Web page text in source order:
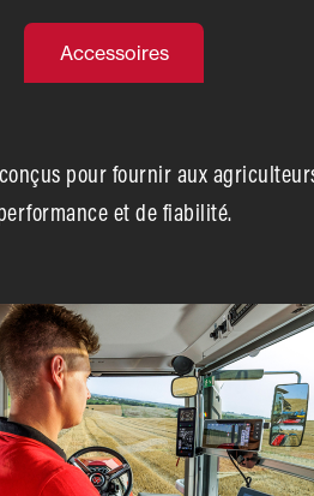
Accessoires
pour fournir aux
et de fiabilité.